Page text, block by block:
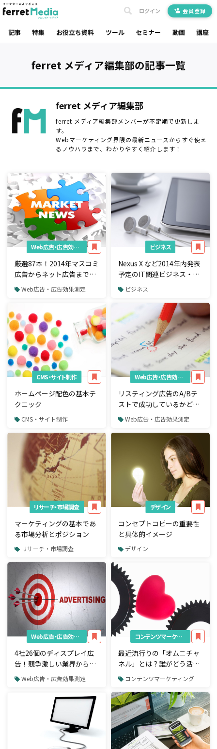
記事 特集 お役立ち資料 ツール セミナー 動画 講座
ログイン 会員登録
ferret メディア編集部の記事一覧
ferret メディア編集部
ferret メディア編集部メンバーが不定期で更新しま
す。
Webマーケティング界隈の最新ニュースからすぐ使え
るノウハウまで、わかりやすく紹介します！
Web広告・広告効果測定
厳選87本！2014年マスコミ
広告からネット広告まで宣
伝媒体まとめ
Web広告・広告効果測定
ビジネス
Nexus X など2014年内発表
予定のIT関連ビジネス・新
製品まとめ
ビジネス
CMS・サイト制作
ホームページ配色の基本テ
クニック
CMS・サイト制作
Web広告・広告効果測定
リスティング広告のA/Bテ
ストで成功しているかどう
かを判断する3つの基準
Web広告・広告効果測定
リサーチ・市場調査
マーケティングの基本であ
る市場分析とポジション
リサーチ・市場調査
デザイン
コンセプトコピーの重要性
と具体的イメージ
デザイン
Web広告・広告効果測定
4社26個のディスプレイ広
告！競争激しい業界からバ
ナー作成のコツを学ぶ
Web広告・広告効果測定
コンテンツマーケティング
最近流行りの「オムニチャ
ネル」とは？誰がどう活用
するべきかを解説！
コンテンツマーケティング